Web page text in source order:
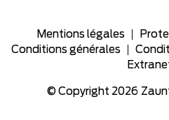
Mentions légales
Conditions générales
© Copyright 2026